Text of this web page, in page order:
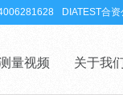
DIATEST合
量视频 关于我